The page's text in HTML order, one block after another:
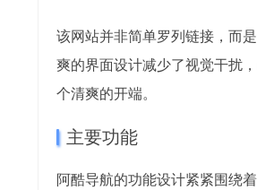
该网站并非简单罗列链接，而
爽的界面设计减少了视觉干扰
个清爽的开端。
主要功能
阿酷导航的功能设计紧紧围绕